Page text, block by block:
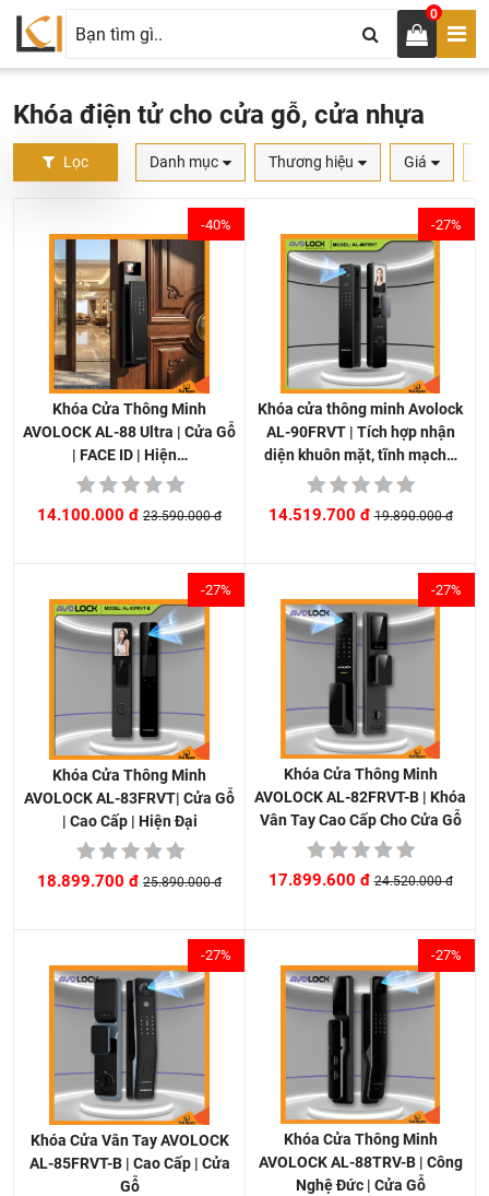
0
Khóa điện tử cho cửa gỗ, cửa nhựa
Lọc Danh mục Thương hiệu Giá
-40%
Khóa Cửa Thông Minh
AVOLOCK AL-88 Ultra | Cửa Gỗ
| FACE ID | Hiện…
14.100.000 đ 23.590.000 đ
-27%
Khóa cửa thông minh Avolock
AL-90FRVT | Tích hợp nhận
diện khuôn mặt, tĩnh mạch…
14.519.700 đ 19.890.000 đ
-27%
Khóa Cửa Thông Minh
AVOLOCK AL-83FRVT| Cửa Gỗ
| Cao Cấp | Hiện Đại
18.899.700 đ 25.890.000 đ
-27%
Khóa Cửa Thông Minh
AVOLOCK AL-82FRVT-B | Khóa
Vân Tay Cao Cấp Cho Cửa Gỗ
17.899.600 đ 24.520.000 đ
-27%
Khóa Cửa Vân Tay AVOLOCK
AL-85FRVT-B | Cao Cấp | Cửa
Gỗ
-27%
Khóa Cửa Thông Minh
AVOLOCK AL-88TRV-B | Công
Nghệ Đức | Cửa Gỗ